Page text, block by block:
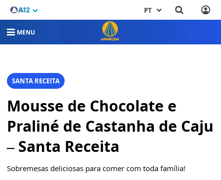
PT
MENU
SANTA RECEITA
Mousse de Chocolate e
Praliné de Castanha de Caju
– Santa Receita
Sobremesas deliciosas para comer com toda família!